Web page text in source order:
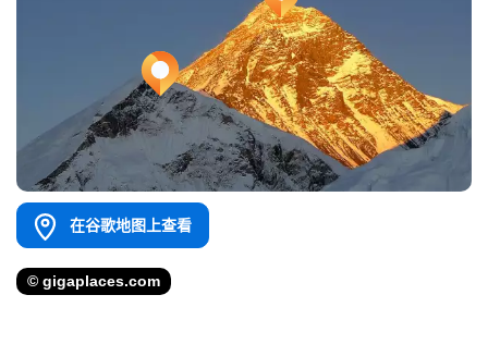
在谷歌地图上查看
© gigaplaces.com